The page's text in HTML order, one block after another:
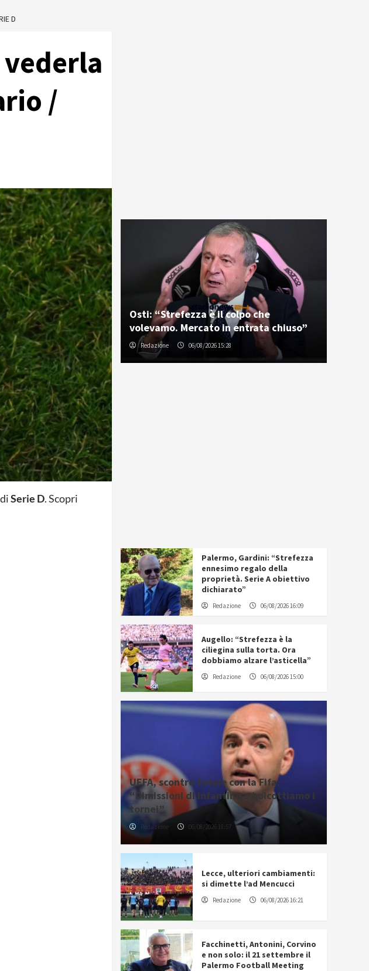
D
/
Serie D. Scopri
Osti: “Strefezza è il colpo che
volevamo. Mercato in entrata chiuso”
Redazione 06/08/2026 15:28
Palermo, Gardini: “Strefezza
ennesimo regalo della
proprietà. Serie A obiettivo
dichiarato”
Redazione 06/08/2026 16:09
Augello: “Strefezza è la
ciliegina sulla torta. Ora
dobbiamo alzare l’asticella”
Redazione 06/08/2026 15:00
UEFA, scontro totale con la Fifa:
“Dimissioni di Infantino o boicottiamo i
tornei”
Redazione 06/08/2026 18:57
Lecce, ulteriori cambiamenti:
si dimette l’ad Mencucci
Redazione 06/08/2026 16:21
Facchinetti, Antonini, Corvino
e non solo: il 21 settembre il
Palermo Football Meeting